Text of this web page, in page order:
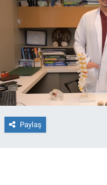
Paylaş
Künye
Tüm Manşetler
Son Dakika Haberleri
Haber Arşivi